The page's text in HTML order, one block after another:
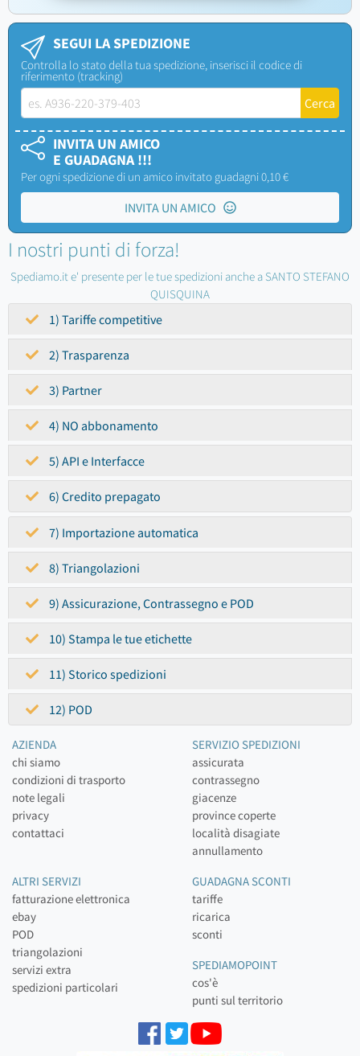
SEGUI LA SPEDIZIONE
Controlla lo stato della tua spedizione, inserisci il codice di
riferimento (tracking)
INVITA UN AMICO
E GUADAGNA !!!
Per ogni spedizione di un amico invitato guadagni 0,10 €
INVITA UN AMICO
I nostri punti di forza!
Spediamo.it e' presente per le tue spedizioni anche a SANTO STEFANO
QUISQUINA
1) Tariffe competitive
2) Trasparenza
3) Partner
4) NO abbonamento
5) API e Interfacce
6) Credito prepagato
7) Importazione automatica
8) Triangolazioni
9) Assicurazione, Contrassegno e POD
10) Stampa le tue etichette
11) Storico spedizioni
12) POD
AZIENDA
chi siamo
condizioni di trasporto
note legali
privacy
contattaci
SERVIZIO SPEDIZIONI
assicurata
contrassegno
giacenze
province coperte
località disagiate
annullamento
ALTRI SERVIZI
fatturazione elettronica
ebay
POD
triangolazioni
servizi extra
spedizioni particolari
GUADAGNA SCONTI
tariffe
ricarica
sconti
SPEDIAMOPOINT
cos'è
punti sul territorio